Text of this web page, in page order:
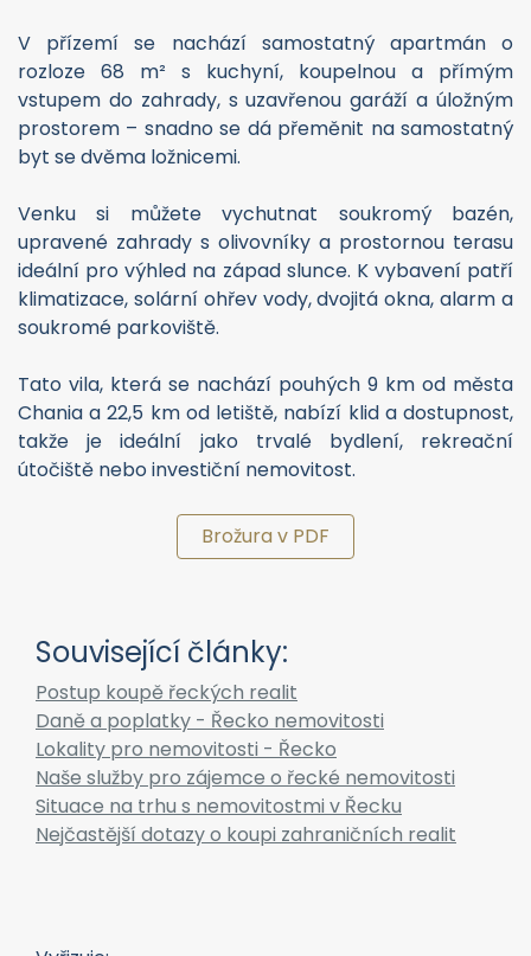
V přízemí se nachází samostatný apartmán o
rozloze 68 m² s kuchyní, koupelnou a přímým
vstupem do zahrady, s uzavřenou garáží a úložným
prostorem – snadno se dá přeměnit na samostatný
byt se dvěma ložnicemi.
Venku si můžete vychutnat soukromý bazén,
upravené zahrady s olivovníky a prostornou terasu
ideální pro výhled na západ slunce. K vybavení patří
klimatizace, solární ohřev vody, dvojitá okna, alarm a
soukromé parkoviště.
Tato vila, která se nachází pouhých 9 km od města
Chania a 22,5 km od letiště, nabízí klid a dostupnost,
takže je ideální jako trvalé bydlení, rekreační
útočiště nebo investiční nemovitost.
Brožura v PDF
Související články:
Postup koupě řeckých realit
Daně a poplatky - Řecko nemovitosti
Lokality pro nemovitosti - Řecko
Naše služby pro zájemce o řecké nemovitosti
Situace na trhu s nemovitostmi v Řecku
Nejčastější dotazy o koupi zahraničních realit